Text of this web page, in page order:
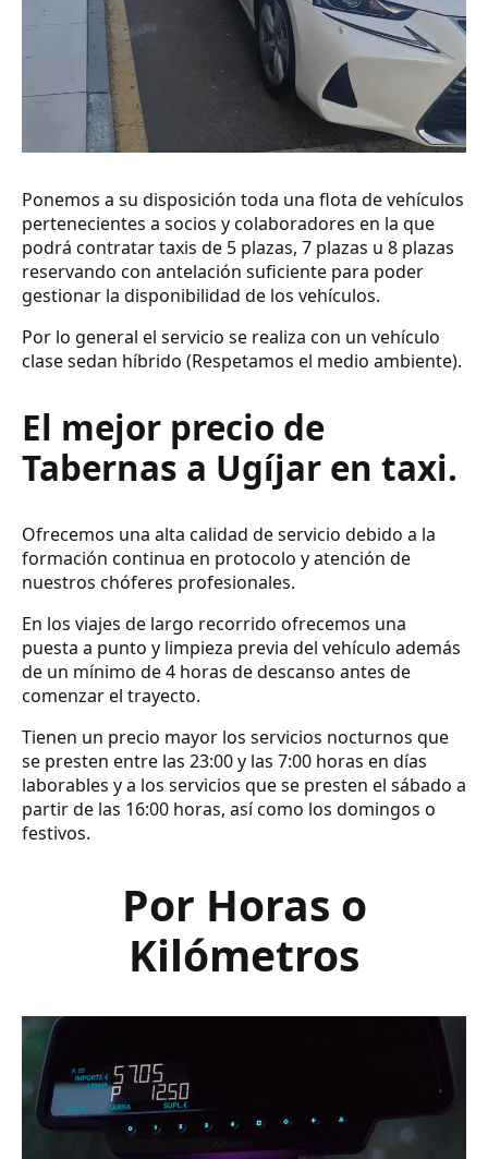
Ponemos a su disposición toda una flota de vehículos
pertenecientes a socios y colaboradores en la que
podrá contratar taxis de 5 plazas, 7 plazas u 8 plazas
reservando con antelación suficiente para poder
gestionar la disponibilidad de los vehículos.
Por lo general el servicio se realiza con un vehículo
clase sedan híbrido (Respetamos el medio ambiente).
El mejor precio de
Tabernas a Ugíjar en taxi.
Ofrecemos una alta calidad de servicio debido a la
formación continua en protocolo y atención de
nuestros chóferes profesionales.
En los viajes de largo recorrido ofrecemos una
puesta a punto y limpieza previa del vehículo además
de un mínimo de 4 horas de descanso antes de
comenzar el trayecto.
Tienen un precio mayor los servicios nocturnos que
se presten entre las 23:00 y las 7:00 horas en días
laborables y a los servicios que se presten el sábado a
partir de las 16:00 horas, así como los domingos o
festivos.
Por Horas o
Kilómetros